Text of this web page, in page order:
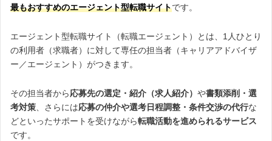
最もおすすめのエージェント型転職サイトです。
エージェント型転職サイト（転職エージェント）とは、1人ひとり
の利用者（求職者）に対して専任の担当者（キャリアアドバイザ
ー／エージェント）がつきます。
その担当者から応募先の選定・紹介（求人紹介） や書類添削・選
考対策、さらには応募の仲介や選考日程調整・条件交渉の代行な
どといったサポートを受けながら転職活動を進められるサービス
です。